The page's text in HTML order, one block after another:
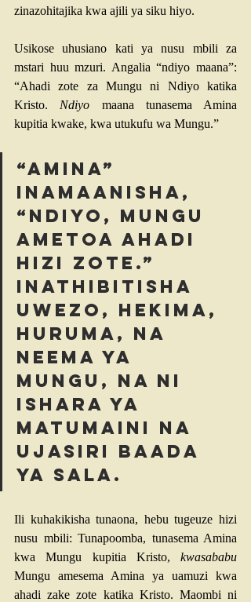
zinazohitajika kwa ajili ya siku hiyo.
Usikose uhusiano kati ya nusu mbili za
mstari huu mzuri. Angalia “ndiyo maana”:
“Ahadi zote za Mungu ni Ndiyo katika
Kristo. Ndiyo maana tunasema Amina
kupitia kwake, kwa utukufu wa Mungu.”
“Amina”
inamaanisha,
“Ndiyo, Mungu
ametoa ahadi
hizi zote.”
Inathibitisha
uwezo, hekima,
huruma, na
neema ya
Mungu, na ni
ishara ya
matumaini na
ujasiri baada
ya sala.
Ili kuhakikisha tunaona, hebu tugeuze hizi
nusu mbili: Tunapoomba, tunasema Amina
kwa Mungu kupitia Kristo, kwasababu
Mungu amesema Amina ya uamuzi kwa
ahadi zake zote katika Kristo. Maombi ni